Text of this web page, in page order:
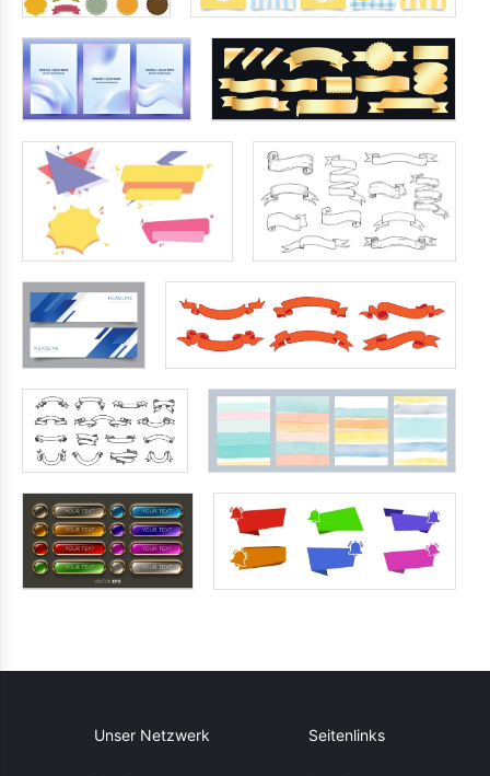
Unser Netzwerk Seitenlinks